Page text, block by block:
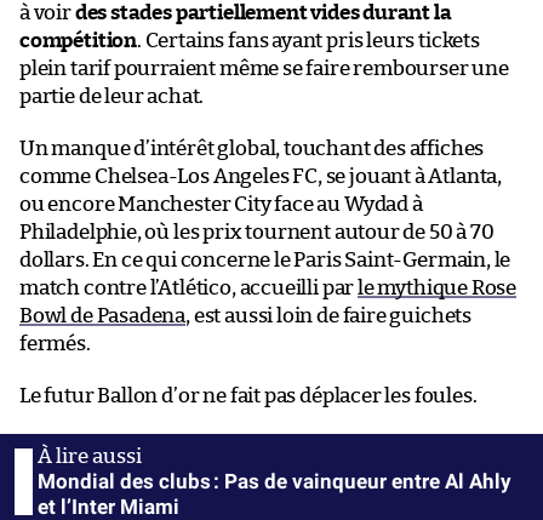
à voirdes stades partiellement vides durant la
compétition. Certains fans ayant pris leurs tickets
plein tarif pourraient même se faire rembourser une
partie de leur achat.
Un manque d’intérêt global, touchant des affiches
comme Chelsea-Los Angeles FC, se jouant à Atlanta,
ou encore Manchester City face au Wydad à
Philadelphie, où les prix tournent autour de 50 à 70
dollars. En ce qui concerne le Paris Saint-Germain, le
match contre l’Atlético, accueilli par le mythique Rose
Bowl de Pasadena, est aussi loin de faire guichets
fermés.
Le futur Ballon d’or ne fait pas déplacer les foules.
Mondial des clubs : Pas de vainqueur entre Al Ahly
et l’Inter Miami